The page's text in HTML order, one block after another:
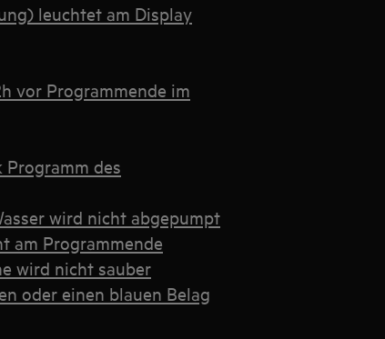
leuchtet am Display
vor Programmende im
des
wird nicht abgepumpt
am Programmende
wird nicht sauber
oder einen blauen Belag